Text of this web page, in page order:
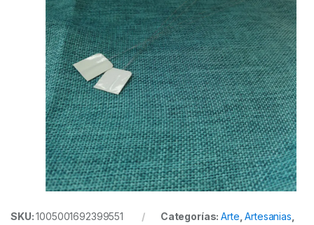
SKU:1005001692399551 Categorías:Arte ,Artesanias